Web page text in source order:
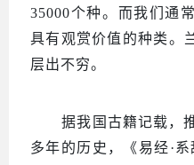
35000个种。而我们通
具有观赏价值的种类。
层出不穷。
据我国古籍记载，
多年的历史，《易经·